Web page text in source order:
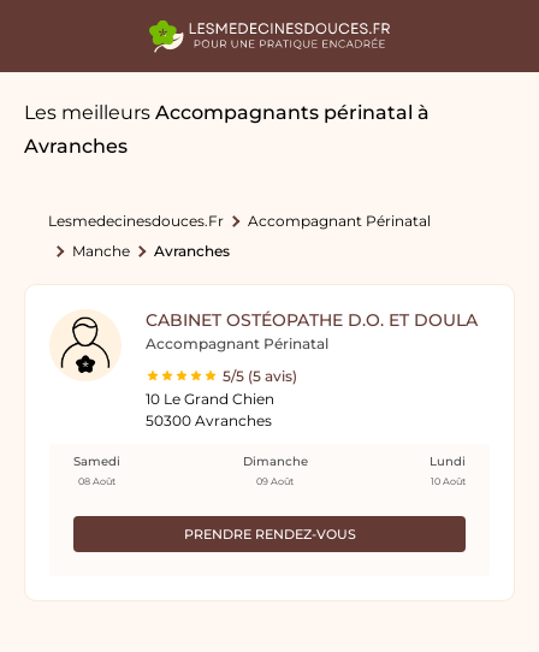
Les meilleurs Accompagnants périnatal à
Avranches
Lesmedecinesdouces.fr
Accompagnant Périnatal
Manche
Avranches
CABINET OSTÉOPATHE D.O. ET DOULA
Accompagnant Périnatal
5/5 (5 avis)
10 Le Grand Chien
50300 Avranches
PRENDRE RENDEZ-VOUS
Samedi
08 Août
Dimanche
09 Août
Lundi
10 Août